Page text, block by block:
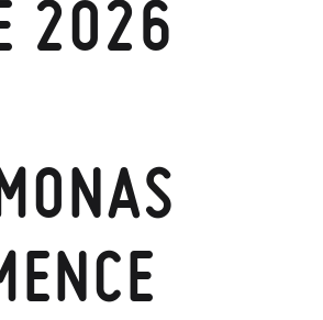
2026